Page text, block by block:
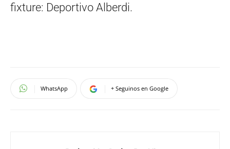
fixture: Deportivo Alberdi.
WhatsApp + Seguinos en Google